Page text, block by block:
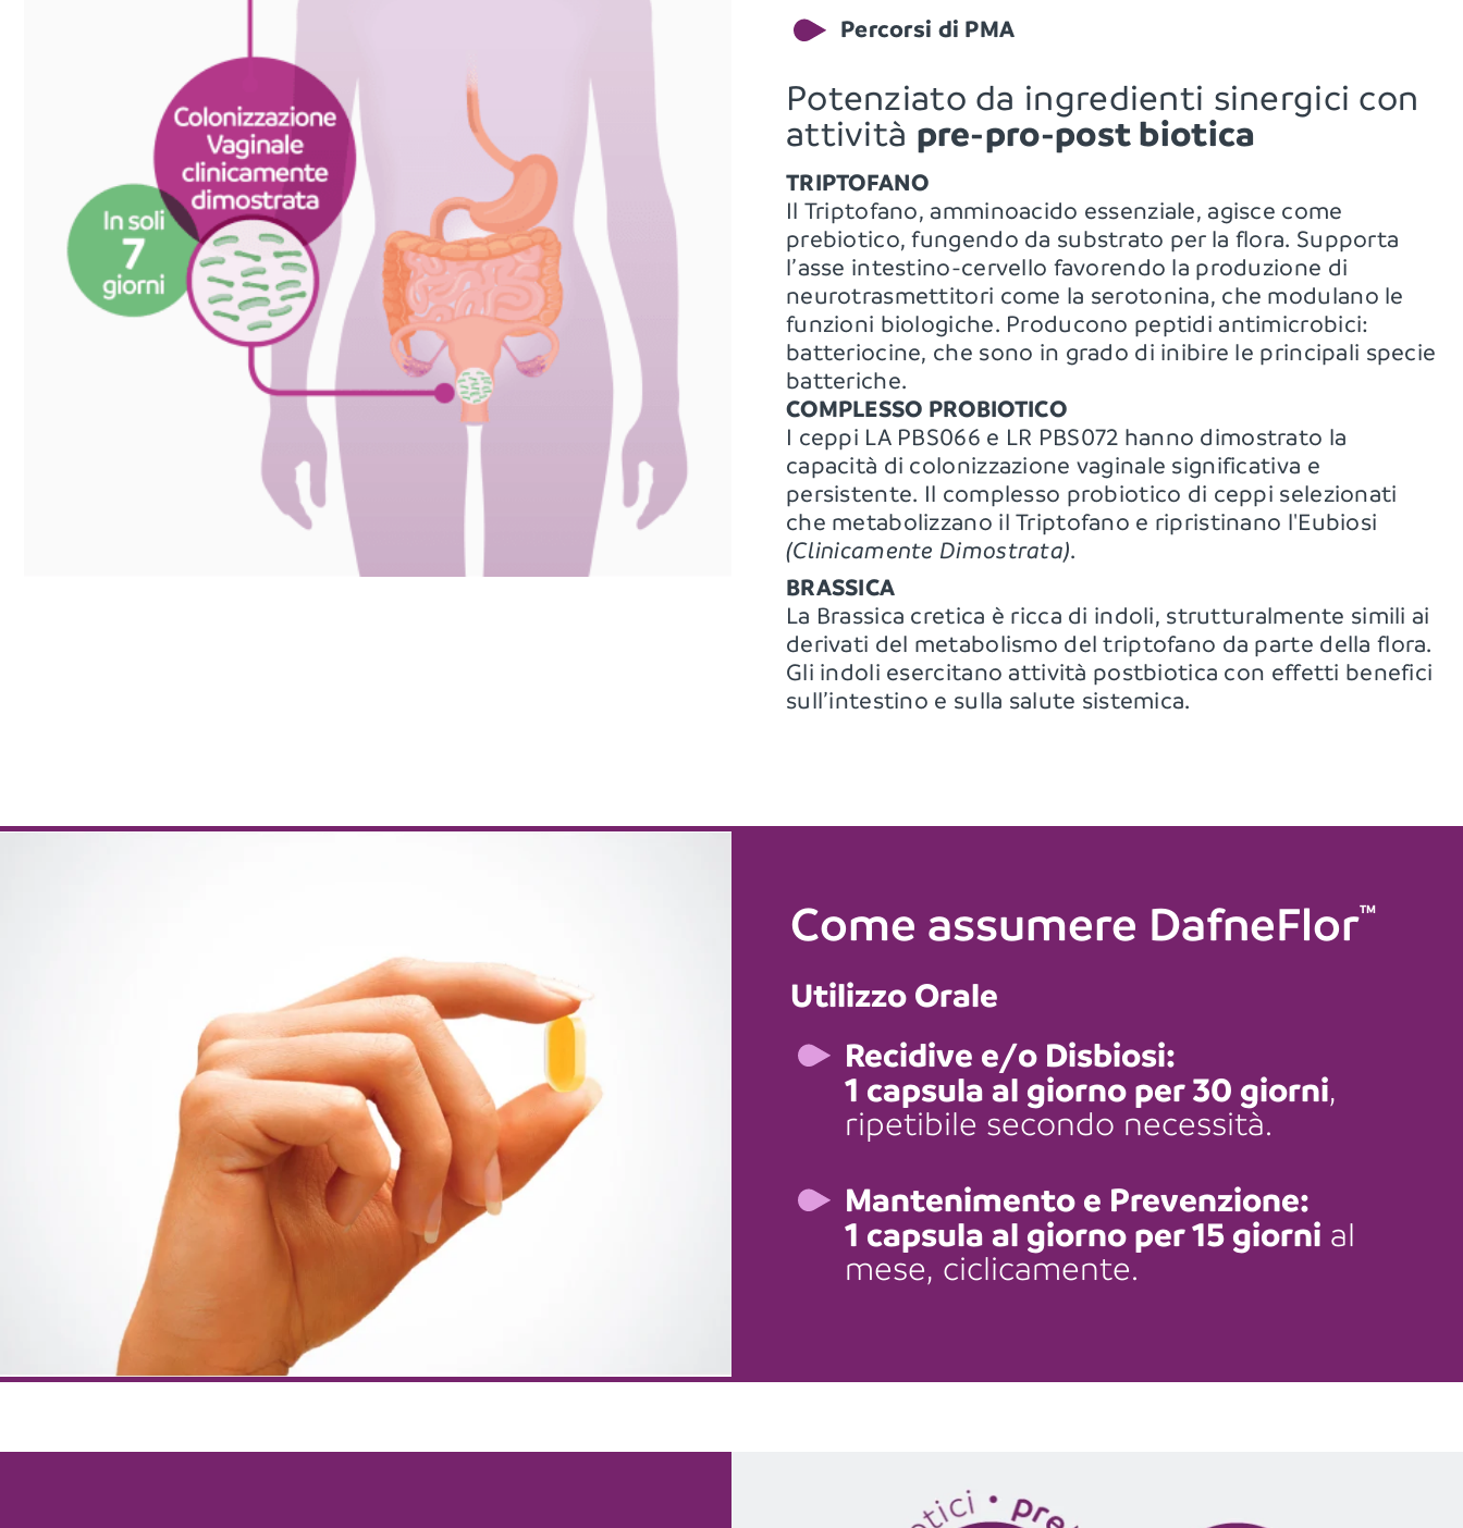
Percorsi di PMA
Potenziato da ingredienti sinergici con
attività pre-pro-post biotica
TRIPTOFANO
Il Triptofano, amminoacido essenziale, agisce come
prebiotico, fungendo da substrato per la flora. Supporta
l’asse intestino-cervello favorendo la produzione di
neurotrasmettitori come la serotonina, che modulano le
funzioni biologiche. Producono peptidi antimicrobici:
batteriocine, che sono in grado di inibire le principali specie
batteriche.
COMPLESSO PROBIOTICO
I ceppi LA PBS066 e LR PBS072 hanno dimostrato la
capacità di colonizzazione vaginale significativa e
persistente. Il complesso probiotico di ceppi selezionati
che metabolizzano il Triptofano e ripristinano l'Eubiosi
(Clinicamente Dimostrata).
BRASSICA
La Brassica cretica è ricca di indoli, strutturalmente simili ai
derivati del metabolismo del triptofano da parte della flora.
Gli indoli esercitano attività postbiotica con effetti benefici
sull’intestino e sulla salute sistemica.
Come assumere DafneFlorTM
Utilizzo Orale
Recidive e/o Disbiosi:
1 capsula al giorno per 30 giorni,
ripetibile secondo necessità.
Mantenimento e Prevenzione:
1 capsula al giorno per 15 giorni al
mese, ciclicamente.